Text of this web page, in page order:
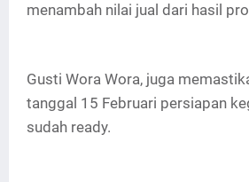
menambah nilai jual dari hasil
Gusti Wora Wora, juga
tanggal 15 Februari persiapan
sudah ready.